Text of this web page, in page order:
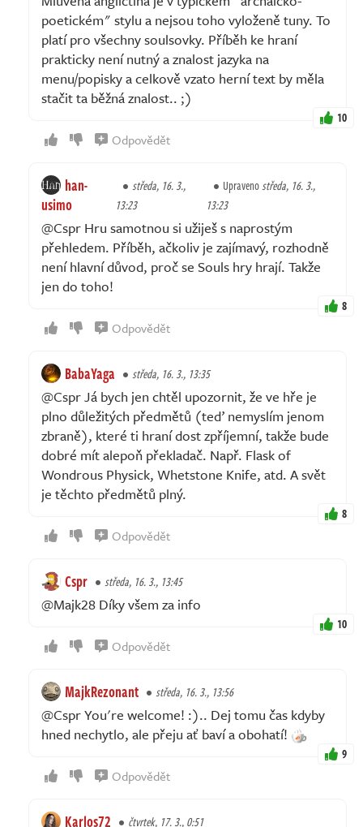
poetickém" stylu a nejsou toho vyloženě tuny. To
platí pro všechny soulsovky. Příběh ke hraní
prakticky není nutný a znalost jazyka na
menu/popisky a celkově vzato herní text by měla
stačit ta běžná znalost.. ;)
10
Odpovědět
han-
usimo
středa, 16. 3.,
13:23
Upravenostředa, 16. 3.,
13:23
@Cspr Hru samotnou si užiješ s naprostým
přehledem. Příběh, ačkoliv je zajímavý, rozhodně
není hlavní důvod, proč se Souls hry hrají. Takže
jen do toho!
8
Odpovědět
BabaYaga středa, 16. 3., 13:35
@Cspr Já bych jen chtěl upozornit, že ve hře je
plno důležitých předmětů (teď nemyslím jenom
zbraně), které ti hraní dost zpříjemní, takže bude
dobré mít alepoň překladač. Např. Flask of
Wondrous Physick, Whetstone Knife, atd. A svět
je těchto předmětů plný.
8
Odpovědět
Cspr středa, 16. 3., 13:45
@Majk28 Díky všem za info
10
Odpovědět
MajkRezonant středa, 16. 3., 13:56
@Cspr You're welcome! :).. Dej tomu čas kdyby
hned nechytlo, ale přeju ať baví a obohatí!
9
Odpovědět
Karlos72 čtvrtek, 17. 3., 0:51